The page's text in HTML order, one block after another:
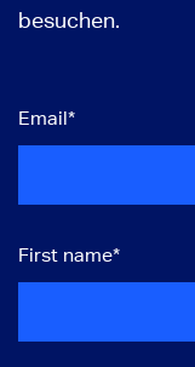
besuchen.
Email*
First name*